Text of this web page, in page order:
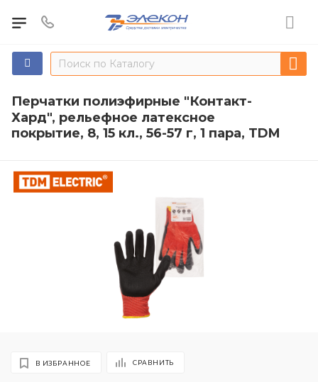
Перчатки полиэфирные "Контакт-
Хард", рельефное латексное
покрытие, 8, 15 кл., 56-57 г, 1 пара, TDM
В ИЗБРАННОЕ СРАВНИТЬ